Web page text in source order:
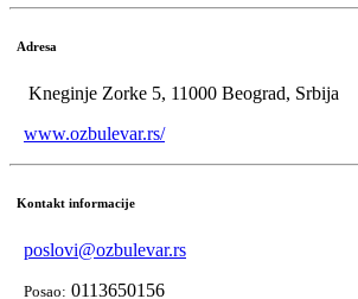
Adresa
Kneginje Zorke 5, 11000 Beograd, Srbija
www.ozbulevar.rs/
Kontakt informacije
poslovi@ozbulevar.rs
Posao: 0113650156